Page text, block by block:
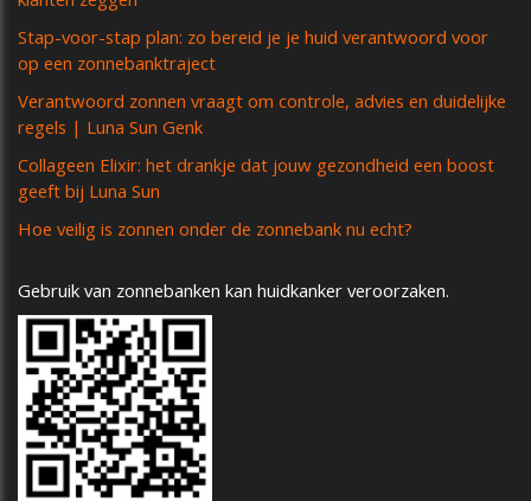
Stap-voor-stap plan: zo bereid je je huid verantwoord voor
op een zonnebanktraject
Verantwoord zonnen vraagt om controle, advies en duidelijke
regels | Luna Sun Genk
Collageen Elixir: het drankje dat jouw gezondheid een boost
geeft bij Luna Sun
Hoe veilig is zonnen onder de zonnebank nu echt?
Gebruik van zonnebanken kan huidkanker veroorzaken.